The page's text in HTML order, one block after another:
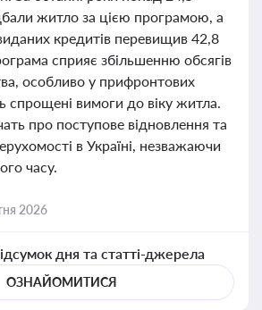
житло за цією програмою, а
кредитів перевищив 42,8
сприяє збільшенню обсягів
особливо у прифронтових
спрощені вимоги до віку житла.
про поступове відновлення та
в Україні, незважаючи
часу.
2026
дня та статті-джерела
ОЗНАЙОМИТИСЯ